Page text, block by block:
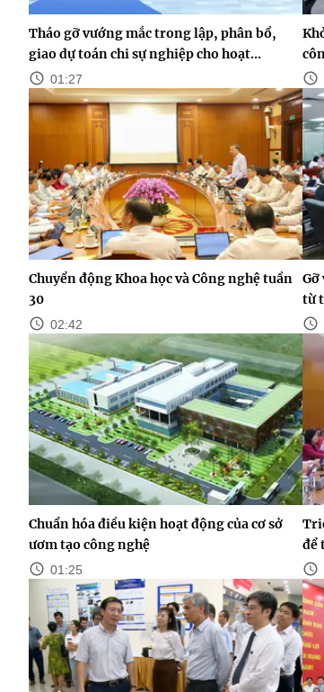
Tháo gỡ vướng mắc trong lập, phân bổ,
giao dự toán chi sự nghiệp cho hoạt...
01:27
Chuyển động Khoa học và Công nghệ tuần
30
02:42
Gỡ
từ
Chuẩn hóa điều kiện hoạt động của cơ sở
ươm tạo công nghệ
01:25
để